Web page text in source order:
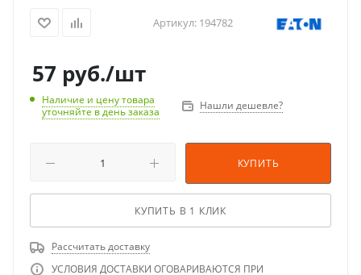
Артикул: 194782
57 руб./шт
Наличие и цену товара
уточняйте в день заказа
Нашли дешевле?
КУПИТЬ
КУПИТЬ В 1 КЛИК
Рассчитать доставку
УСЛОВИЯ ДОСТАВКИ ОГОВАРИВАЮТСЯ ПРИ